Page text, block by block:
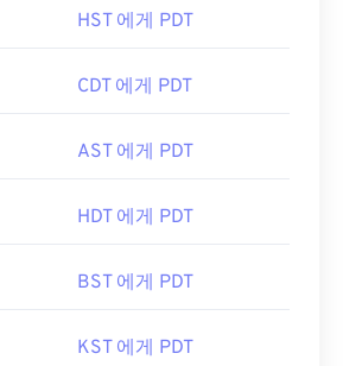
HST 에게 PDT
CDT 에게 PDT
AST 에게 PDT
HDT 에게 PDT
BST 에게 PDT
KST 에게 PDT